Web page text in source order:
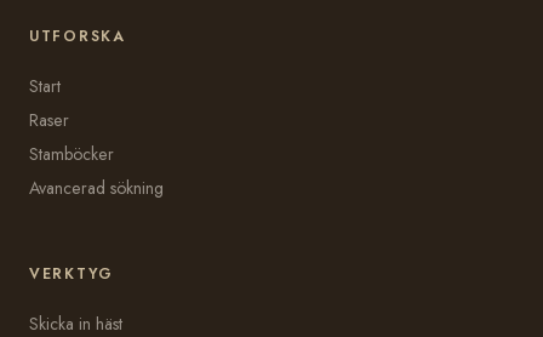
UTFORSKA
Start
Raser
Stamböcker
Avancerad sökning
VERKTYG
Skicka in häst